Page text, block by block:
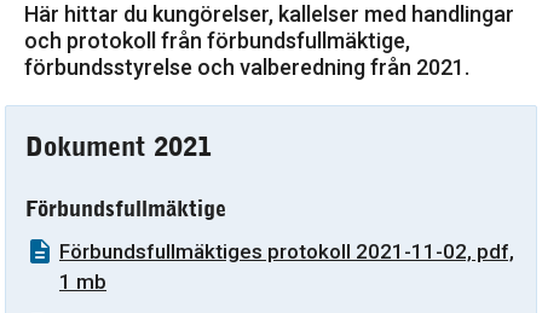
Här hittar du kungörelser, kallelser med handlingar
och protokoll från förbundsfullmäktige,
förbundsstyrelse och valberedning från 2021.
Dokument 2021
Förbundsfullmäktige
Förbundsfullmäktiges protokoll 2021-11-02, pdf,
1 mb